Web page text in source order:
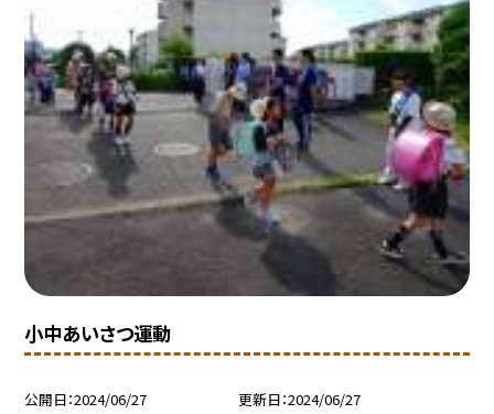
小中あいさつ運動
公開日 2024/06/27 更新日 2024/06/27